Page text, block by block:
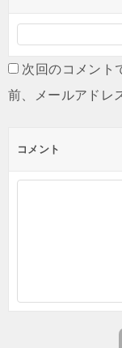
次回のコメント
前、メールアドレ
コメント